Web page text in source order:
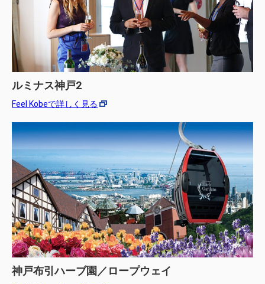
ルミナス神戸2
Feel Kobeで詳しく見る
神戸布引ハーブ園／ロープウェイ